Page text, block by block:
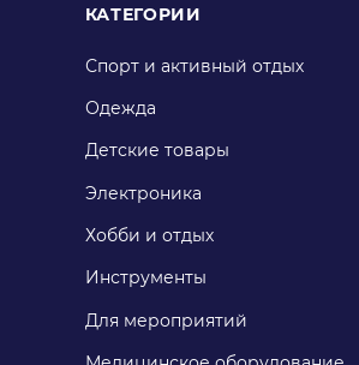
КАТЕГОРИИ
Спорт и активный отдых
Одежда
Детские товары
Электроника
Хобби и отдых
Инструменты
Для мероприятий